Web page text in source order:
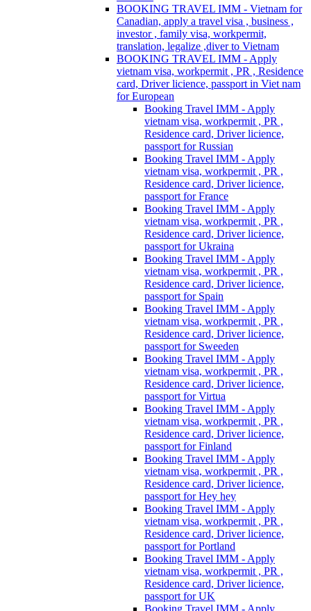
BOOKING TRAVEL IMM - Vietnam for
Canadian, apply a travel visa , business ,
investor , family visa, workpermit,
translation, legalize ,diver to Vietnam
BOOKING TRAVEL IMM - Apply
vietnam visa, workpermit , PR , Residence
card, Driver licience, passport in Viet nam
for European
Booking Travel IMM - Apply
vietnam visa, workpermit , PR ,
Residence card, Driver licience,
passport for Russian
Booking Travel IMM - Apply
vietnam visa, workpermit , PR ,
Residence card, Driver licience,
passport for France
Booking Travel IMM - Apply
vietnam visa, workpermit , PR ,
Residence card, Driver licience,
passport for Ukraina
Booking Travel IMM - Apply
vietnam visa, workpermit , PR ,
Residence card, Driver licience,
passport for Spain
Booking Travel IMM - Apply
vietnam visa, workpermit , PR ,
Residence card, Driver licience,
passport for Sweeden
Booking Travel IMM - Apply
vietnam visa, workpermit , PR ,
Residence card, Driver licience,
passport for Virtua
Booking Travel IMM - Apply
vietnam visa, workpermit , PR ,
Residence card, Driver licience,
passport for Finland
Booking Travel IMM - Apply
vietnam visa, workpermit , PR ,
Residence card, Driver licience,
passport for Hey hey
Booking Travel IMM - Apply
vietnam visa, workpermit , PR ,
Residence card, Driver licience,
passport for Portland
Booking Travel IMM - Apply
vietnam visa, workpermit , PR ,
Residence card, Driver licience,
passport for UK
Booking Travel IMM - Apply